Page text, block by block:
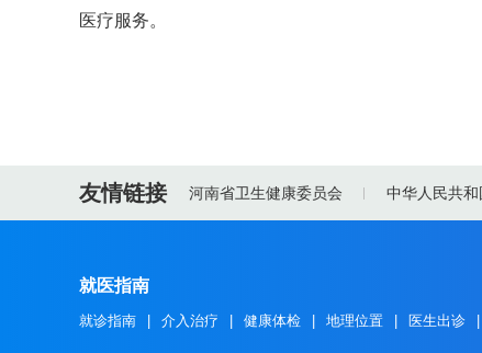
医疗服务。
友情链接 河南省卫生健康委员会 中华人民共
就医指南
就诊指南 介入治疗 健康体检 地理位置 医生出诊